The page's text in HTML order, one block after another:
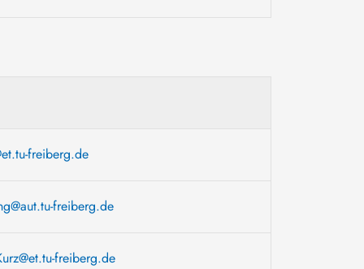
freiberg.de
freiberg.de
freiberg.de